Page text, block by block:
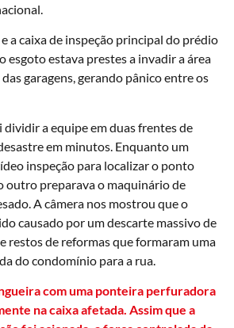
a caixa de inspeção principal do prédio
esgoto estava prestes a invadir a área
garagens, gerando pânico entre os
dividir a equipe em duas frentes de
em minutos. Enquanto um
inspeção para localizar o ponto
outro preparava o maquinário de
A câmera nos mostrou que o
causado por um descarte massivo de
restos de reformas que formaram uma
do condomínio para a rua.
com uma ponteira perfuradora
na caixa afetada. Assim que a